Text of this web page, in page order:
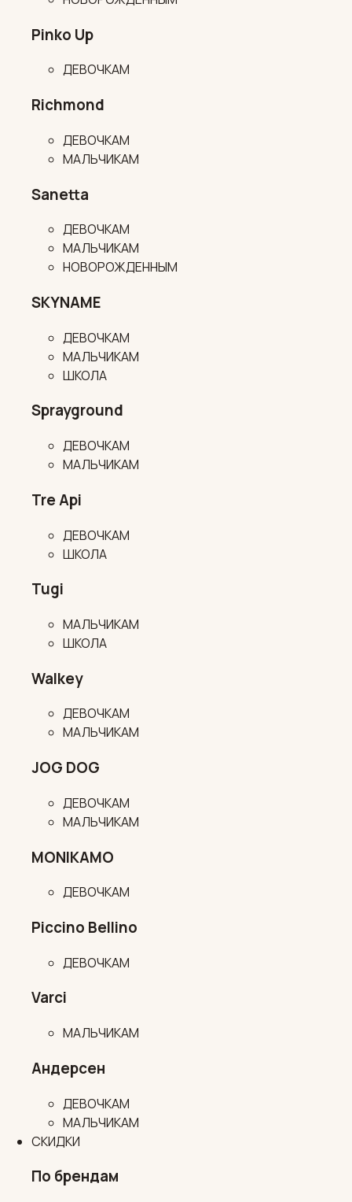
Pinko Up
ДЕВОЧКАМ
Richmond
ДЕВОЧКАМ
МАЛЬЧИКАМ
Sanetta
ДЕВОЧКАМ
МАЛЬЧИКАМ
НОВОРОЖДЕННЫМ
SKYNAME
ДЕВОЧКАМ
МАЛЬЧИКАМ
ШКОЛА
Sprayground
ДЕВОЧКАМ
МАЛЬЧИКАМ
Tre Api
ДЕВОЧКАМ
ШКОЛА
Tugi
МАЛЬЧИКАМ
ШКОЛА
Walkey
ДЕВОЧКАМ
МАЛЬЧИКАМ
JOG DOG
ДЕВОЧКАМ
МАЛЬЧИКАМ
MONIKAMO
ДЕВОЧКАМ
Piccino Bellino
ДЕВОЧКАМ
Varci
МАЛЬЧИКАМ
Андерсен
ДЕВОЧКАМ
МАЛЬЧИКАМ
СКИДКИ
По брендам